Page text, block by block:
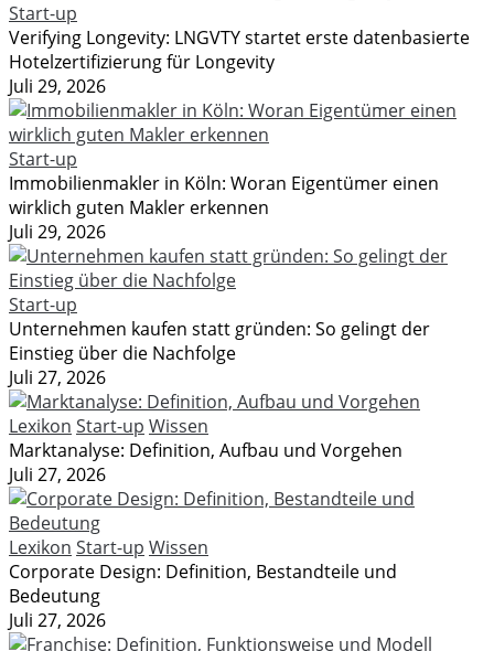
Start-up
Verifying Longevity: LNGVTY startet erste datenbasierte
Hotelzertifizierung für Longevity
Juli 29, 2026
Start-up
Immobilienmakler in Köln: Woran Eigentümer einen
wirklich guten Makler erkennen
Juli 29, 2026
Start-up
Unternehmen kaufen statt gründen: So gelingt der
Einstieg über die Nachfolge
Juli 27, 2026
Lexikon Start-up Wissen
Marktanalyse: Definition, Aufbau und Vorgehen
Juli 27, 2026
Lexikon Start-up Wissen
Corporate Design: Definition, Bestandteile und
Bedeutung
Juli 27, 2026